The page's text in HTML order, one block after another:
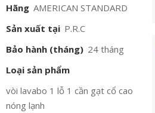
Hãng AMERICAN STANDARD
Sản xuất tại P.R.C
Bảo hành (tháng) 24 tháng
Loại sản phẩm
vòi lavabo 1 lỗ 1 cần gạt cổ cao
nóng lạnh